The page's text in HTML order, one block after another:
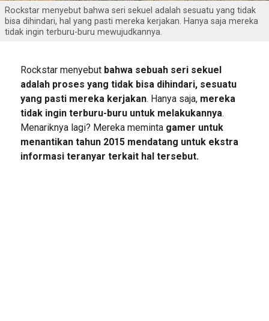
Rockstar menyebut bahwa seri sekuel adalah sesuatu yang tidak
bisa dihindari, hal yang pasti mereka kerjakan. Hanya saja mereka
tidak ingin terburu-buru mewujudkannya.
Rockstar menyebut bahwa sebuah seri sekuel
adalah proses yang tidak bisa dihindari, sesuatu
yang pasti mereka kerjakan. Hanya saja, mereka
tidak ingin terburu-buru untuk melakukannya.
Menariknya lagi? Mereka meminta gamer untuk
menantikan tahun 2015 mendatang untuk ekstra
informasi teranyar terkait hal tersebut.